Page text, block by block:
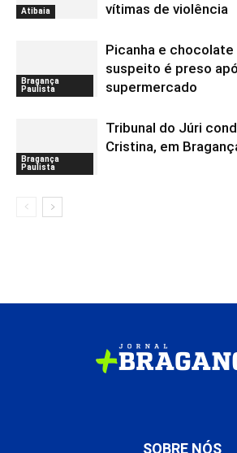
Atibaia
vítimas de violência
Bragança
Paulista
Picanha e
suspeito é preso
supermercado
Bragança
Paulista
Tribunal do Júri
Cristina, em
SOBRE NÓS